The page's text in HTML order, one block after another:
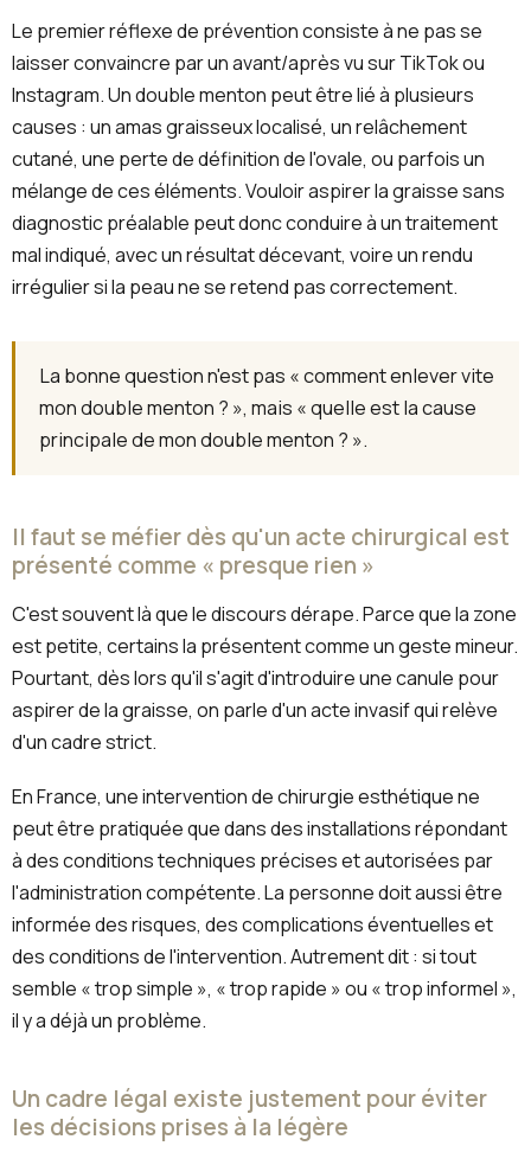
Le premier réflexe de prévention consiste à ne pas se
laisser convaincre par un avant/après vu sur TikTok ou
Instagram. Un double menton peut être lié à plusieurs
causes : un amas graisseux localisé, un relâchement
cutané, une perte de définition de l'ovale, ou parfois un
mélange de ces éléments. Vouloir aspirer la graisse sans
diagnostic préalable peut donc conduire à un traitement
mal indiqué, avec un résultat décevant, voire un rendu
irrégulier si la peau ne se retend pas correctement.
La bonne question n'est pas « comment enlever vite
mon double menton ? », mais « quelle est la cause
principale de mon double menton ? ».
Il faut se méfier dès qu'un acte chirurgical est
présenté comme « presque rien »
C'est souvent là que le discours dérape. Parce que la zone
est petite, certains la présentent comme un geste mineur.
Pourtant, dès lors qu'il s'agit d'introduire une canule pour
aspirer de la graisse, on parle d'un acte invasif qui relève
d'un cadre strict.
En France, une intervention de chirurgie esthétique ne
peut être pratiquée que dans des installations répondant
à des conditions techniques précises et autorisées par
l'administration compétente. La personne doit aussi être
informée des risques, des complications éventuelles et
des conditions de l'intervention. Autrement dit : si tout
semble « trop simple », « trop rapide » ou « trop informel »,
il y a déjà un problème.
Un cadre légal existe justement pour éviter
les décisions prises à la légère